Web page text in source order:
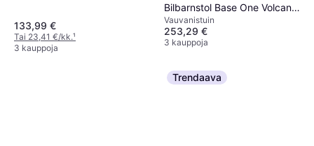
133,99 €
Tai 23,41 €/kk.¹
3 kauppoja
Bilbarnstol Base One Volcano
Black
Vauvanistuin
253,29 €
3 kauppoja
Trendaava